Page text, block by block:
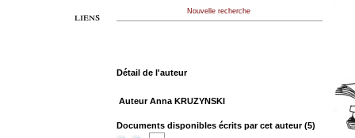
liens
Nouvelle recherche
Détail de l'auteur
Auteur Anna KRUZYNSKI
Documents disponibles écrits par cet auteur (5)